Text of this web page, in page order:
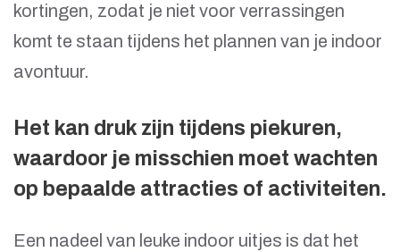
kortingen, zodat je niet voor verrassingen
komt te staan tijdens het plannen van je indoor
avontuur.
Het kan druk zijn tijdens piekuren,
waardoor je misschien moet wachten
op bepaalde attracties of activiteiten.
Een nadeel van leuke indoor uitjes is dat het